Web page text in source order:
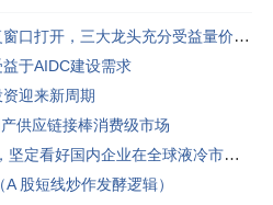
硅料迎来政策底，价格修复窗口打开，三大龙头充分受益量价反转
于AIDC建设需求
迎来新周期
供应链接棒消费级市场
AIDC核心标的再入击球区，坚定看好国内企业在全球液冷市场份额渗透所带来的板块投资机会。
股短线炒作发酵逻辑）